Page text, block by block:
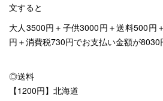
文すると
大人3500円＋子供3000円＋送料500円
円＋消費税730円でお支払い金額が8030
◎送料
【1200円】北海道